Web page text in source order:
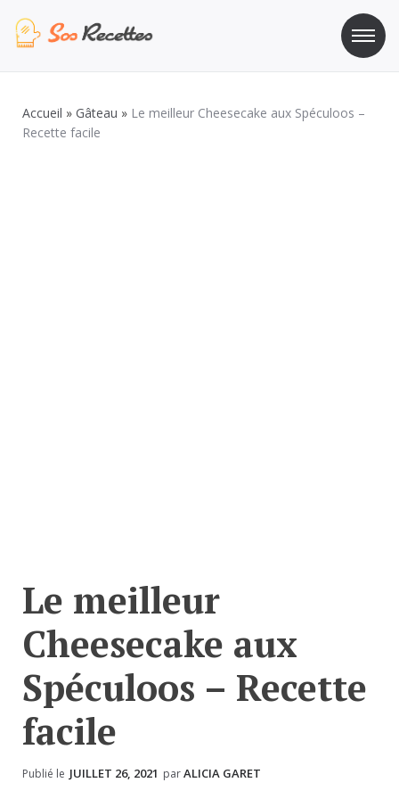
au
Accueil » Gâteau » Le meilleur Cheesecake aux Spéculoos –
Recette facile
Le meilleur
Cheesecake aux
Spéculoos – Recette
facile
Publié le JUILLET 26, 2021 parALICIA GARET